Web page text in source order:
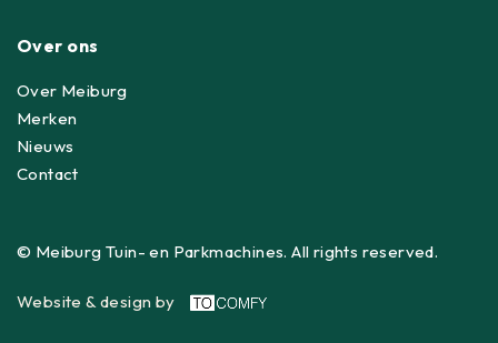
Over ons
Over Meiburg
Merken
Nieuws
Contact
© Meiburg Tuin- en Parkmachines. All rights reserved.
Website & design by